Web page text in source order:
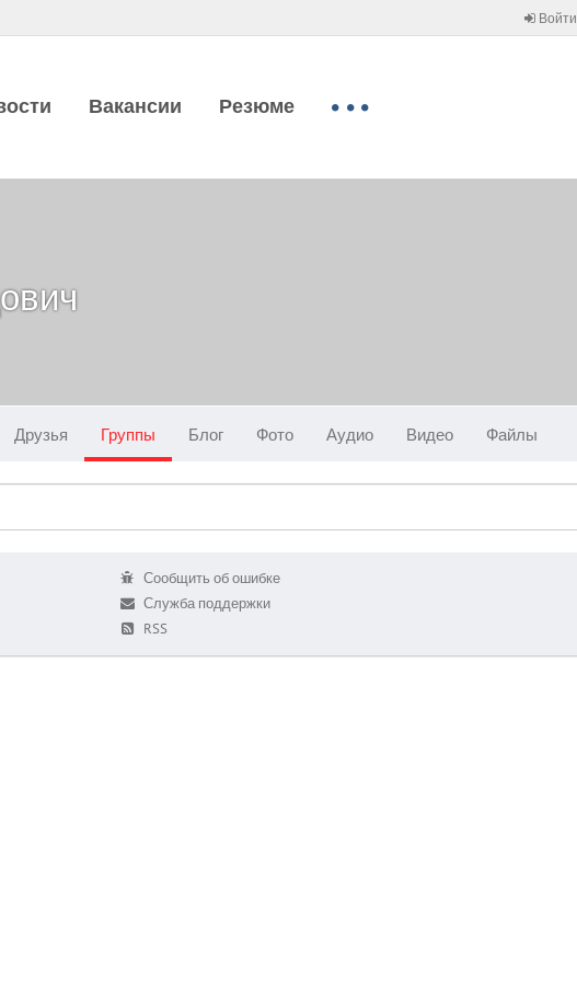
Войти
Вакансии Резюме
Друзья Группы Блог Фото Аудио Видео Файлы
Сообщить об ошибке
Служба поддержки
RSS